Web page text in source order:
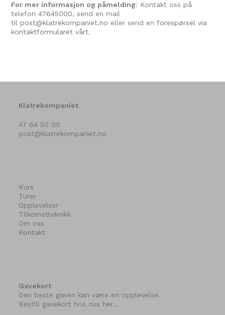
For mer informasjon og påmelding: Kontakt oss på
telefon47645000, send en mail
til post@klatrekompaniet.no eller send enforespørsel via
kontaktformularet vårt.
Klatrekompaniet
47 64 50 00
post@klatrekompaniet.no
Kurs
Turer
Opplevelser
Tilkomstteknikk
Om oss
Kontakt
Gavekort
Den beste gaven kan være en opplevelse.
Bestill gavekort hos oss her…